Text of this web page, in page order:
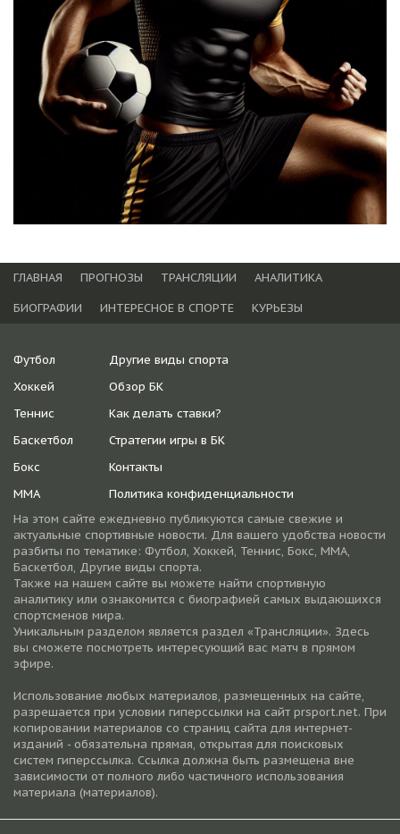
ГЛАВНАЯ ПРОГНОЗЫ ТРАНСЛЯЦИИ
АНАЛИТИКА
БИОГРАФИИ
ИНТЕРЕСНОЕ В СПОРТЕ КУРЬЕЗЫ
Футбол
Хоккей
Теннис
Баскетбол
Бокс
ММА
Другие виды спорта
Обзор БК
Как делать ставки?
Стратегии игры в БК
Контакты
Политика конфиденциальности
На этом сайте ежедневно публикуются самые свежие и
актуальные спортивные новости. Для вашего удобства новости
разбиты по тематике: Футбол, Хоккей, Теннис, Бокс, ММА,
Баскетбол, Другие виды спорта.
Также на нашем сайте вы можете найти спортивную
аналитику или ознакомится с биографией самых выдающихся
спортсменов мира.
Уникальным разделом является раздел «Трансляции». Здесь
вы сможете посмотреть интересующий вас матч в прямом
эфире.
Использование любых материалов, размещенных на сайте,
разрешается при условии гиперссылки на cайт prsport.net. При
копировании материалов со страниц сайта для интернет-
изданий - обязательна прямая, открытая для поисковых
систем гиперссылка. Ссылка должна быть размещена вне
зависимости от полного либо частичного использования
материала (материалов).